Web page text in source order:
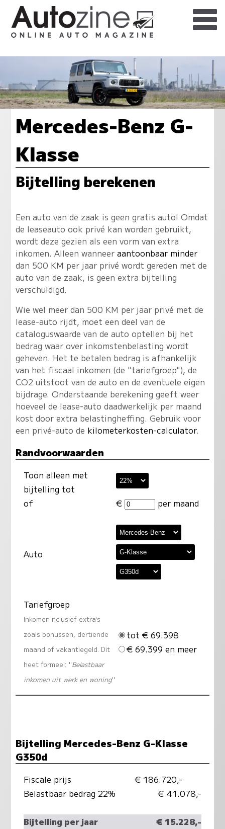
Mercedes-Benz G-
Klasse
Bijtelling berekenen
Een auto van de zaak is geen gratis auto! Omdat
de leaseauto ook privé kan worden gebruikt,
wordt deze gezien als een vorm van extra
inkomen. Alleen wanneer aantoonbaar minder
dan 500 KM per jaar privé wordt gereden met de
auto van de zaak, is geen extra bijtelling
verschuldigd.
Wie wel meer dan 500 KM per jaar privé met de
lease-auto rijdt, moet een deel van de
cataloguswaarde van de auto optellen bij het
bedrag waar over inkomstenbelasting wordt
geheven. Het te betalen bedrag is afhankelijk
van het fiscaal inkomen (de "tariefgroep"), de
CO2 uitstoot van de auto en de eventuele eigen
bijdrage. Onderstaande berekening geeft weer
hoeveel de lease-auto daadwerkelijk per maand
kost door extra belastingheffing. Gebruik voor
een privé-auto de kilometerkosten-calculator.
Randvoorwaarden
Toon alleen met
bijtelling tot
of
€ per maand
Auto
Tariefgroep
Inkomen nclusief extra's
zoals bonussen, dertiende
maand of vakantiegeld. Dit
heet formeel: "Belastbaar
inkomen uit werk en woning"
tot € 69.398
€ 69.399 en meer
Bijtelling Mercedes-Benz G-Klasse
G350d
Fiscale prijs
€ 186.720,-
Belastbaar bedrag 22%
€ 41.078,-
Bijtelling per jaar
€ 15.228,-